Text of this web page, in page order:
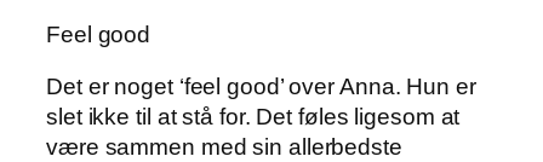
Feel good
Det er noget ‘feel good’ over Anna. Hun er
slet ikke til at stå for. Det føles ligesom at
være sammen med sin allerbedste